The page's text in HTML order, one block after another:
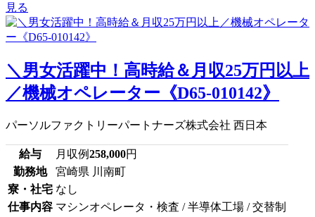
見る
＼男女活躍中！高時給＆月収25万円以上
／機械オペレーター《D65-010142》
パーソルファクトリーパートナーズ株式会社 西日本
給与 月収例258,000円
勤務地
宮崎県 川南町
寮・社宅 なし
仕事内容 マシンオペレータ・検査 / 半導体工場 / 交替制